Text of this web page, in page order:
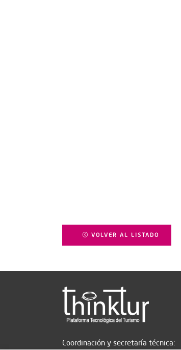
VOLVER AL LISTADO
Coordinación y secretaría técnica: